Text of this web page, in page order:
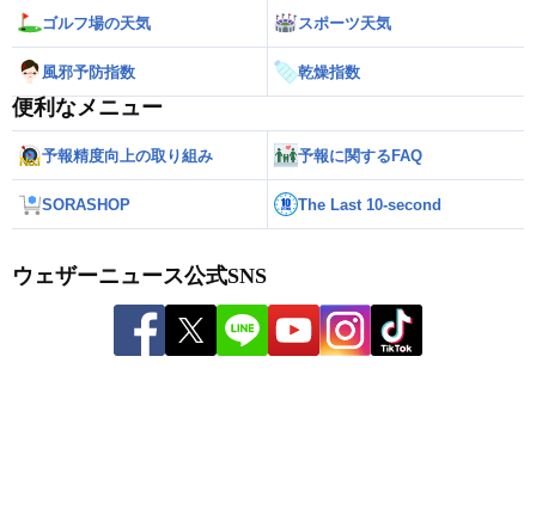
ゴルフ場の天気 スポーツ天気
風邪予防指数 乾燥指数
便利なメニュー
予報精度向上の取り組み 予報に関するFAQ
SORASHOP The Last 10-second
ウェザーニュース公式SNS